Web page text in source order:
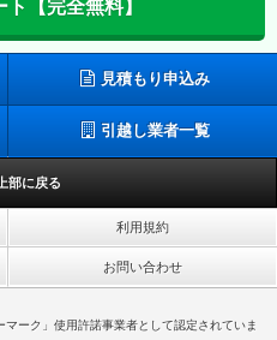
見積もり申込み
引越し業者一覧
部に戻る
利用規約
お問い合わせ
ーク」使用許諾事業者として認定されていま